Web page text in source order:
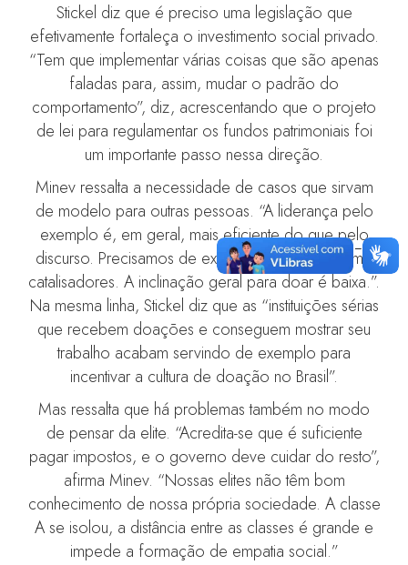
Stickel diz que é preciso uma legislação que
efetivamente fortaleça o investimento social privado.
“Tem que implementar várias coisas que são apenas
faladas para, assim, mudar o padrão do
comportamento”, diz, acrescentando que o projeto
de lei para regulamentar os fundos patrimoniais foi
um importante passo nessa direção.
Minev ressalta a necessidade de casos que sirvam
de modelo para outras pessoas. “A liderança pelo
exemplo é, em geral, mais eficiente do que pelo
discurso. Precisamos de exemplos de porte como
catalisadores. A inclinação geral para doar é baixa.”.
Na mesma linha, Stickel diz que as “instituições sérias
que recebem doações e conseguem mostrar seu
trabalho acabam servindo de exemplo para
incentivar a cultura de doação no Brasil”.
Mas ressalta que há problemas também no modo
de pensar da elite. “Acredita-se que é suficiente
pagar impostos, e o governo deve cuidar do resto”,
afirma Minev. “Nossas elites não têm bom
conhecimento de nossa própria sociedade. A classe
A se isolou, a distância entre as classes é grande e
impede a formação de empatia social.”